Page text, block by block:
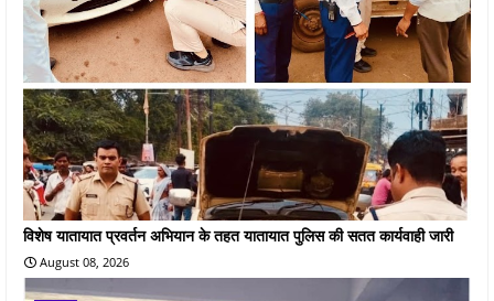
विशेष यातायात प्रवर्तन अभियान के तहत यातायात पुलिस की सतत कार्यवाही जारी
August 08, 2026